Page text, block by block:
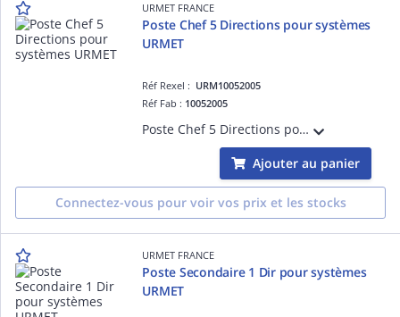
URMET FRANCE
Poste Chef 5 Directions pour systèmes
URMET
Réf Rexel : URM10052005
Réf Fab : 10052005
Poste Chef 5 Directions pour systèmes URMET. Sa conception permet l'optimisation des performences du système.
Ajouter au panier
Connectez-vous pour voir vos prix et les stocks
URMET FRANCE
Poste Secondaire 1 Dir pour systèmes
URMET